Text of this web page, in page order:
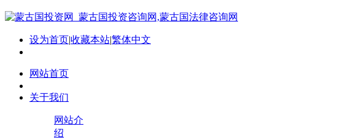
设为首页|收藏本站|繁体中文
网站首页
关于我们
网站介
绍